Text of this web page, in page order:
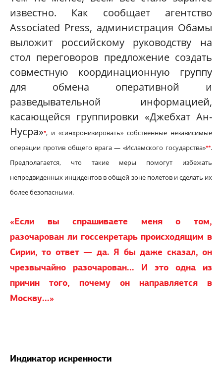
известно. Как сообщает агентство
Associated Press, администрация Обамы
выложит российскому руководству на
стол переговоров предложение создать
совместную координационную группу
для обмена оперативной и
разведывательной информацией,
касающейся группировки «Джебхат Ан-
Нусра»*, и «синхронизировать» собственные независимые
операции против общего врага — «Исламского государства»**.
Предполагается, что такие меры помогут избежать
непредвиденных инцидентов в общей зоне полетов и сделать их
более безопасными.
«Если вы спрашиваете меня о том,
разочарован ли госсекретарь происходящим в
Сирии, то ответ — да. Я бы даже сказал, он
чрезвычайно разочарован... И это одна из
причин того, почему он направляется в
Москву...»
Индикатор искренности